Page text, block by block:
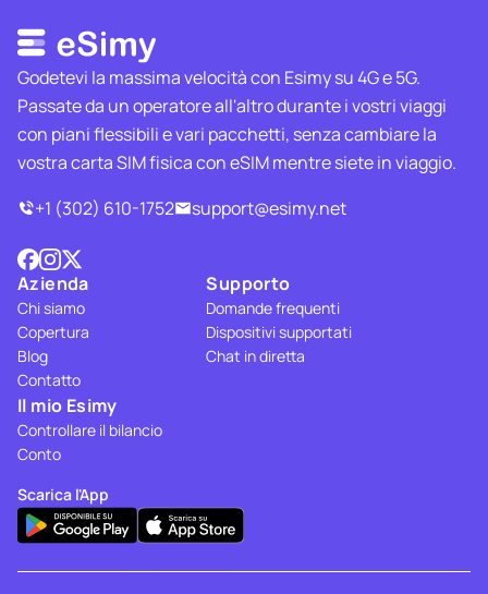
Godetevi la massima velocità con Esimy su 4G e 5G.
Passate da un operatore all'altro durante i vostri viaggi
con piani flessibili e vari pacchetti, senza cambiare la
vostra carta SIM fisica con eSIM mentre siete in viaggio.
+1 (302) 610-1752
support@esimy.net
Azienda
Chi siamo
Copertura
Blog
Contatto
Supporto
Domande frequenti
Dispositivi supportati
Chat in diretta
Il mio Esimy
Controllare il bilancio
Conto
Scarica l'App